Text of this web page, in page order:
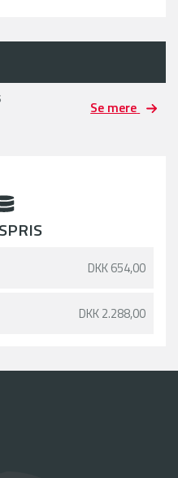
Se mere
DKK 654,00
DKK 2.288,00